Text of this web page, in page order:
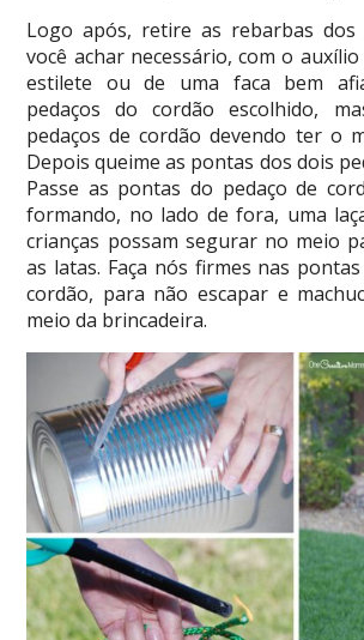
Logo após, retire as rebarbas
você achar necessário, com o
estilete ou de uma faca bem
pedaços do cordão escolhido,
pedaços de cordão devendo ter o
Depois queime as pontas dos dois
Passe as pontas do pedaço de
formando, no lado de fora, uma
crianças possam segurar no meio
as latas. Faça nós firmes nas
cordão, para não escapar e
meio da brincadeira.